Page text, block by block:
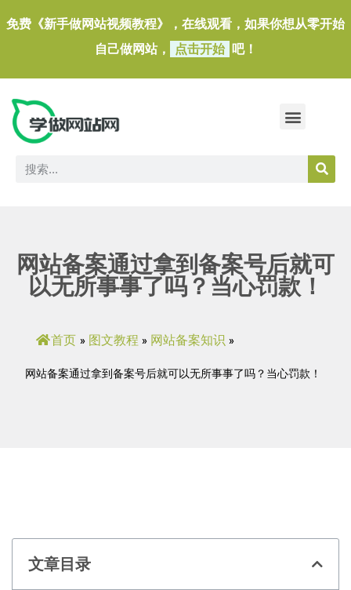
免费《新手做网站视频教程》，在线观看，如果你想从零开始
自己做网站，
点击开始 吧！
网站备案通过拿到备案号后就可
以无所事事了吗？当心罚款！
首页 » 图文教程 » 网站备案知识 »
网站备案通过拿到备案号后就可以无所事事了吗？当心罚款！
文章目录